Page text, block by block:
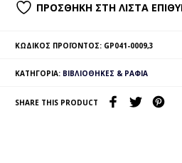
ΠΡΟΣΘΉΚΗ ΣΤΗ ΛΊΣΤΑ
ΚΩΔΙΚΌΣ ΠΡΟΪΌΝΤΟΣ: GP041-0009,3
ΚΑΤΗΓΟΡΊΑ: ΒΙΒΛΙΟΘΉΚΕΣ & ΡΆΦΙΑ
SHARE THIS PRODUCT